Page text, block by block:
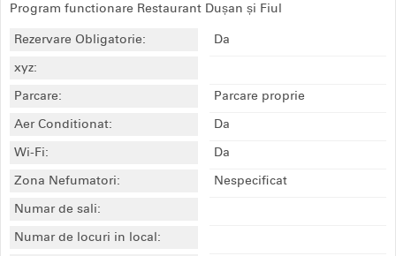
Program functionare Restaurant Dușan și Fiul
Rezervare Obligatorie:
Da
xyz:
Parcare:
Parcare proprie
Aer Conditionat:
Da
Wi-Fi:
Da
Zona Nefumatori:
Nespecificat
Numar de sali:
Numar de locuri in local: